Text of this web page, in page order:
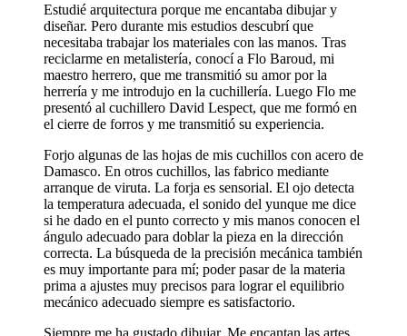
Estudié arquitectura porque me encantaba dibujar y
diseñar. Pero durante mis estudios descubrí que
necesitaba trabajar los materiales con las manos. Tras
reciclarme en metalistería, conocí a Flo Baroud, mi
maestro herrero, que me transmitió su amor por la
herrería y me introdujo en la cuchillería. Luego Flo me
presentó al cuchillero David Lespect, que me formó en
el cierre de forros y me transmitió su experiencia.
Forjo algunas de las hojas de mis cuchillos con acero de
Damasco. En otros cuchillos, las fabrico mediante
arranque de viruta. La forja es sensorial. El ojo detecta
la temperatura adecuada, el sonido del yunque me dice
si he dado en el punto correcto y mis manos conocen el
ángulo adecuado para doblar la pieza en la dirección
correcta. La búsqueda de la precisión mecánica también
es muy importante para mí; poder pasar de la materia
prima a ajustes muy precisos para lograr el equilibrio
mecánico adecuado siempre es satisfactorio.
Siempre me ha gustado dibujar. Me encantan las artes